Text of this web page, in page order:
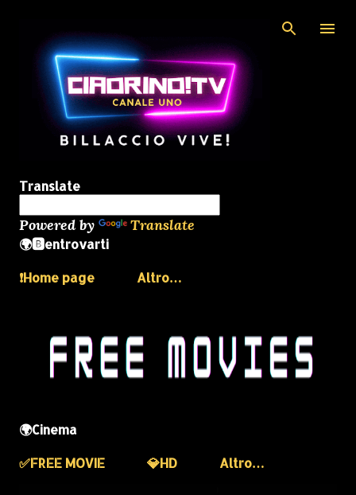
Translate
Powered by Translate
🌍🅱️entrovarti
❗️Home page
Altro…
🌍Cinema
✅️FREE MOVIE
💎HD Altro…